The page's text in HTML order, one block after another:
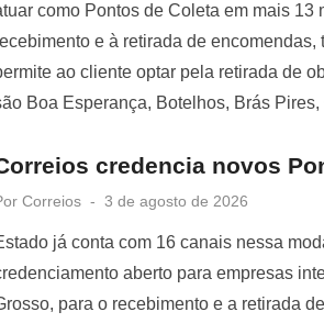
como Pontos de Coleta em mais
e à retirada de
ao cliente optar pela retirada de
Boa Esperança, Botelhos, Brás
credencia novos
Correios
Posted
3 de agosto de 2026
já conta com 16 canais nessa
aberto para empresas
para o recebimento e a retirada